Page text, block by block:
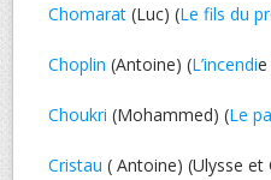
Chomarat (Luc) (Le fils du
Choplin (Antoine) (L’incendi
Choukri (Mohammed) (Le
Cristau ( Antoine) (Ulysse